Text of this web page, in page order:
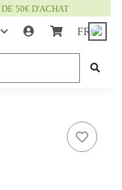
50€ D'ACHAT
FR